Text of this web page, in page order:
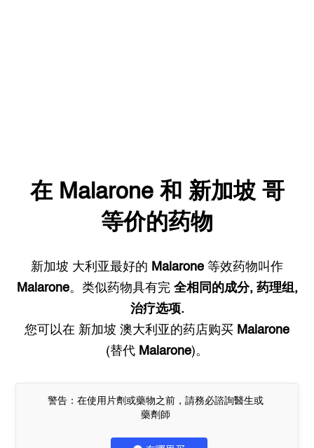
在 Malarone和 新加坡哥
等价的药物
新加坡 大利亚最好的 Malarone 等效药物叫作
Malarone。类似药物具有完 全相同的成分, 药理组,
治疗选项.
您可以在 新加坡 澳大利亚的药店购买 Malarone
(替代 Malarone)。
警告：在使用片劑或藥物之前，請務必諮詢醫生或
藥劑師